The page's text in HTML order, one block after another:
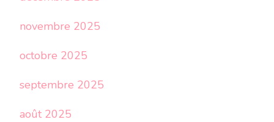
novembre 2025
octobre 2025
septembre 2025
août 2025